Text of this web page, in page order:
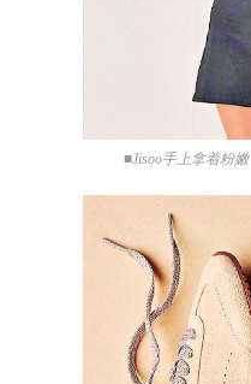
■Jisoo手上拿着粉嫩